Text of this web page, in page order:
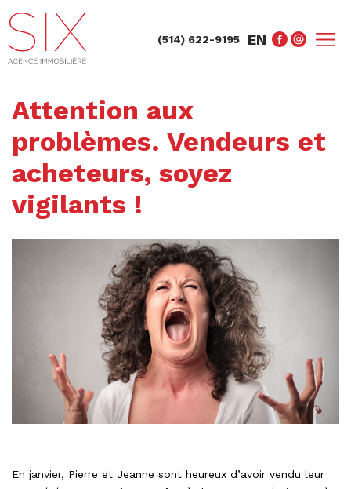
(514) 622-9195 EN
Attention aux
problèmes. Vendeurs et
acheteurs, soyez
vigilants !
En janvier, Pierre et Jeanne sont heureux d’avoir vendu leur